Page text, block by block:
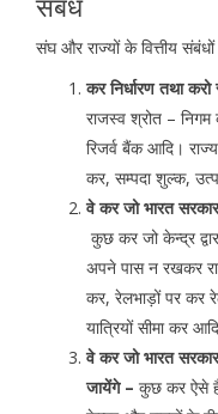
संघ और राज्यों के वित्तीय
कर निर्धारण तथा
राजस्व श्रोत –
रिजर्व बैंक आदि।
कर, सम्पदा शुल्क,
वे कर जो भारत सरकार
कुछ कर जो केन्द्र
अपने पास न रखकर
कर, रेलभाड़ों पर कर
यात्रियों सीमा कर
वे कर जो भारत
जायेंगे – कुछ कर ऐसे है